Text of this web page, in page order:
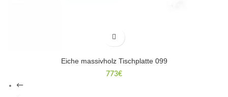
Eiche massivholz Tischplatte 099
773€
←